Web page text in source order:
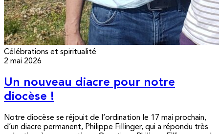
Célébrations et spiritualité
2 mai 2026
Un nouveau diacre pour notre
diocèse !
Notre diocèse se réjouit de l’ordination le 17 mai prochain,
d’un diacre permanent, Philippe Fillinger, qui a répondu très